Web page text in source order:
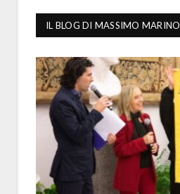
IL BLOG DI MASSIMO MARINO